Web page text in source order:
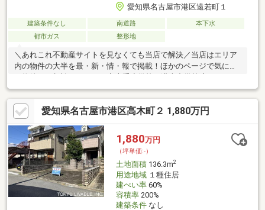
愛知県名古屋市港区遠若町１
建築条件なし 南道路
本下水
都市ガス
整形地
＼あれこれ不動産サイトを見なくても当店で解決／当店はエリア
内の物件の大半を最・新・情・報で掲載！ほかのページで気にな
線「荒子川公園」駅 徒歩約16分◆解体更地渡し◆南道路のため
日当たり良好です◎※写真をクリックすると、詳細をご覧いただ
けます。＝＝＝＝＝＝＝＝＝＝＝＝＝＝＝＝＝＝＝＝＝＝＝＝＝
土地選びでお困りの時は、一度お気軽にご相談ください。当店が
土地探しをサポート致します！＝＝＝＝＝＝＝＝＝＝＝＝＝＝＝
＝＝＝＝＝＝＝＝＝＝
愛知県名古屋市港区高木町２ 1,880万円
1,880万円
（坪単価:-）
土地面積136.3m2
用途地域１種住居
建ぺい率60%
容積率200%
建築条件なし